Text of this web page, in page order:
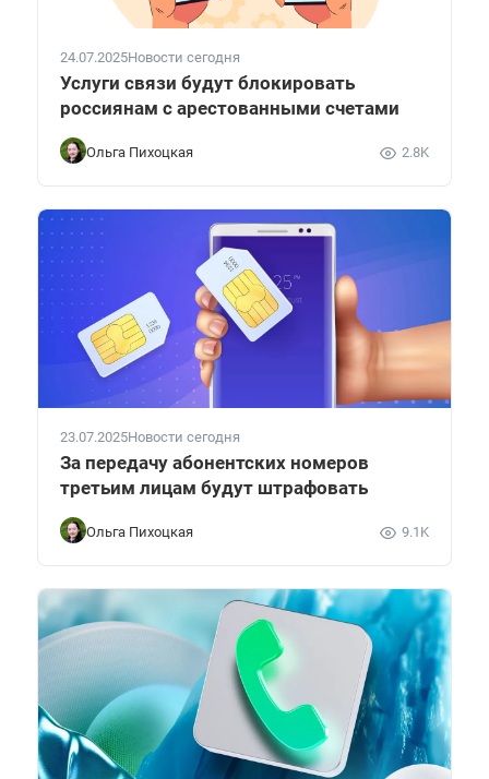
24.07.2025Новости сегодня
Услуги связи будут блокировать
россиянам с арестованными счетами
Ольга Пихоцкая 2.8K
23.07.2025Новости сегодня
За передачу абонентских номеров
третьим лицам будут штрафовать
Ольга Пихоцкая 9.1K